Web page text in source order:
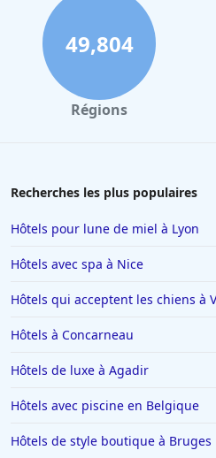
49,804
Régions
Recherches les plus populaires
Hôtels pour lune de miel à Lyon
Hôtels avec spa à Nice
Hôtels qui acceptent les chiens à
Hôtels à Concarneau
Hôtels de luxe à Agadir
Hôtels avec piscine en Belgique
Hôtels de style boutique à Bruges